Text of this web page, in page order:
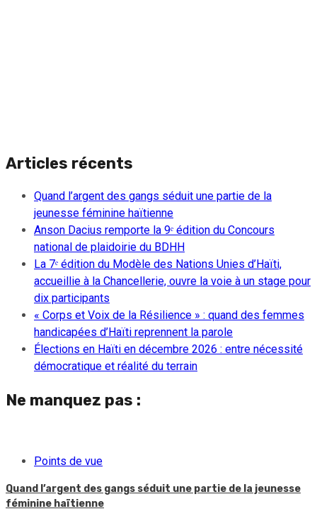
Articles récents
Quand l’argent des gangs séduit une partie de la
jeunesse féminine haïtienne
Anson Dacius remporte la 9ᵉ édition du Concours
national de plaidoirie du BDHH
La 7ᵉ édition du Modèle des Nations Unies d’Haïti,
accueillie à la Chancellerie, ouvre la voie à un stage pour
dix participants
« Corps et Voix de la Résilience » : quand des femmes
handicapées d’Haïti reprennent la parole
Élections en Haïti en décembre 2026 : entre nécessité
démocratique et réalité du terrain
Ne manquez pas :
Points de vue
Quand l’argent des gangs séduit une partie de la jeunesse
féminine haïtienne